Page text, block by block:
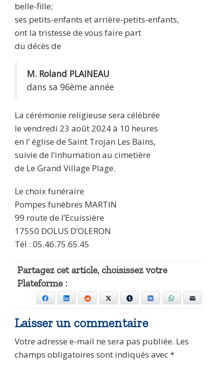
belle-fille;
ses petits-enfants et arrière-petits-enfants,
ont la tristesse de vous faire part
du décès de
M. Roland PLAINEAU
dans sa 96ème année
La cérémonie religieuse sera célébrée
le vendredi 23 août 2024 à 10 heures
en l’ église de Saint Trojan Les Bains,
suivie de l’inhumation au cimetière
de Le Grand Village Plage.
Le choix funéraire
Pompes funèbres MARTIN
99 route de l’Ecuissière
17550 DOLUS D’OLERON
Tél : 05.46.75.65.45
Partagez cet article, choisissez votre
Plateforme :
Facebook LinkedIn Reddit Tumblr VKontakte WhatsApp
Laisser un commentaire
Votre adresse e-mail ne sera pas publiée. Les
champs obligatoires sont indiqués avec*